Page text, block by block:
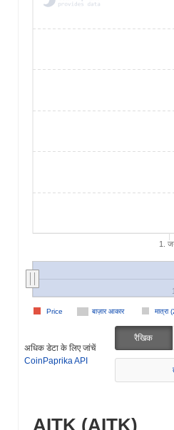
1.
बाज़ार आकार मात्रा
Price
अधिक डेटा के लिए जांचें
CoinPaprika API
रैखिक
AITK (AITK)